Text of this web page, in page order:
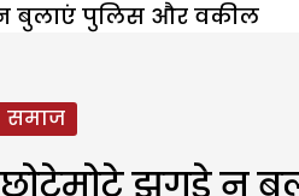
न बुलाएं पुलिस और वकील
समाज